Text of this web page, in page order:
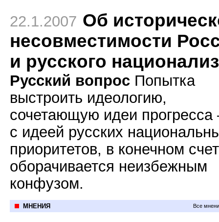
22.1.2007 Об
несовместимости
и русского
Русский вопрос Попытка
выстроить идеологию,
сочетающую идеи
с идеей русских
приоритетов, в конечном
оборачивается неизбежным
конфузом.
МНЕНИЯ Все